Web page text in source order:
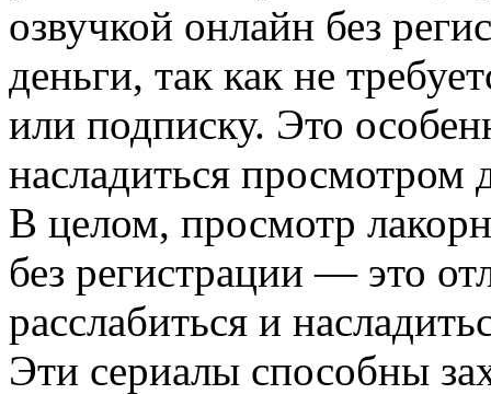
озвучкой онлайн без
деньги, так как не
или подписку. Это
насладиться просмотром
В целом, просмотр
без регистрации — это
расслабиться и
Эти сериалы способны